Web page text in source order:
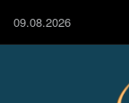
09.08.2026